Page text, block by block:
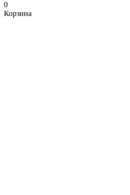
0
Корзина